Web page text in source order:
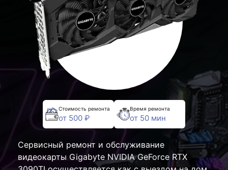
Стоимость ремонта
от 500 ₽
Время ремонта
от 50 мин
Сервисный ремонт и обслуживание
видеокарты Gigabyte NVIDIA GeForce RTX